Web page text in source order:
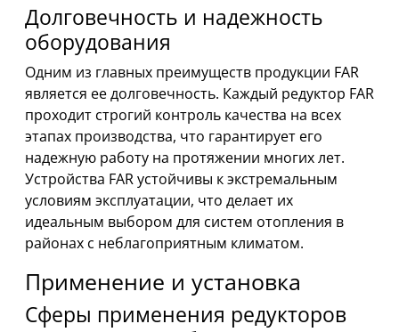
Долговечность и надежность
оборудования
Одним из главных преимуществ продукции FAR
является ее долговечность. Каждый редуктор FAR
проходит строгий контроль качества на всех
этапах производства, что гарантирует его
надежную работу на протяжении многих лет.
Устройства FAR устойчивы к экстремальным
условиям эксплуатации, что делает их
идеальным выбором для систем отопления в
районах с неблагоприятным климатом.
Применение и установка
Сферы применения редукторов